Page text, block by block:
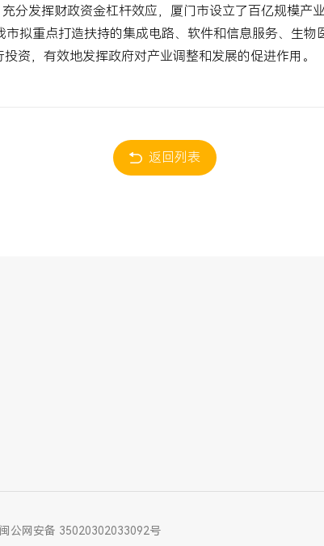
分发挥财政资金杠杆效应，厦门市设立了百亿规模产业
市拟重点打造扶持的集成电路、软件和信息服务、生
资，有效地发挥政府对产业调整和发展的促进作用。
返回列表
闽公网安备 35020302033092号